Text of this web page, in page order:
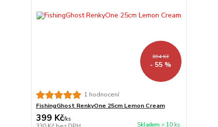
894 Kč
- 55 %
1 hodnocení
FishingGhost RenkyOne 25cm Lemon Cream
399 Kč/ks
Skladem > 10 ks